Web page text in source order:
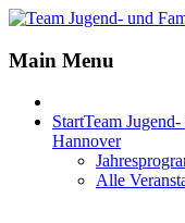
Main Menu
StartTeam
Hannover
Alle
Jahr
Monat
Jahr
Monat